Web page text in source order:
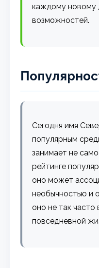
каждому новому
возможностей.
Сегодня имя
популярным
занимает не
рейтинге
оно может
необычностью и
оно не так часто
повседневной